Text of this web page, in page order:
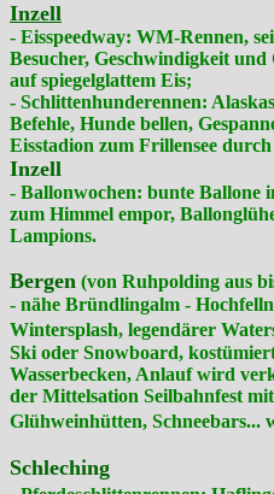
Inzell
- Eisspeedway: WM-Rennen,
Besucher, Geschwindigkeit
auf spiegelglattem Eis;
- Schlittenhunderennen:
Befehle, Hunde bellen,
Eisstadion zum Frillensee durch
Inzell
- Ballonwochen: bunte Ballone
zum Himmel empor,
Lampions.
Bergen (von Ruhpolding aus
- nähe Bründlingalm -
Wintersplash, legendärer
Ski oder Snowboard,
Wasserbecken, Anlauf wird
der Mittelsation Seilbahnfest
Glühweinhütten, Schneebars...
Schleching